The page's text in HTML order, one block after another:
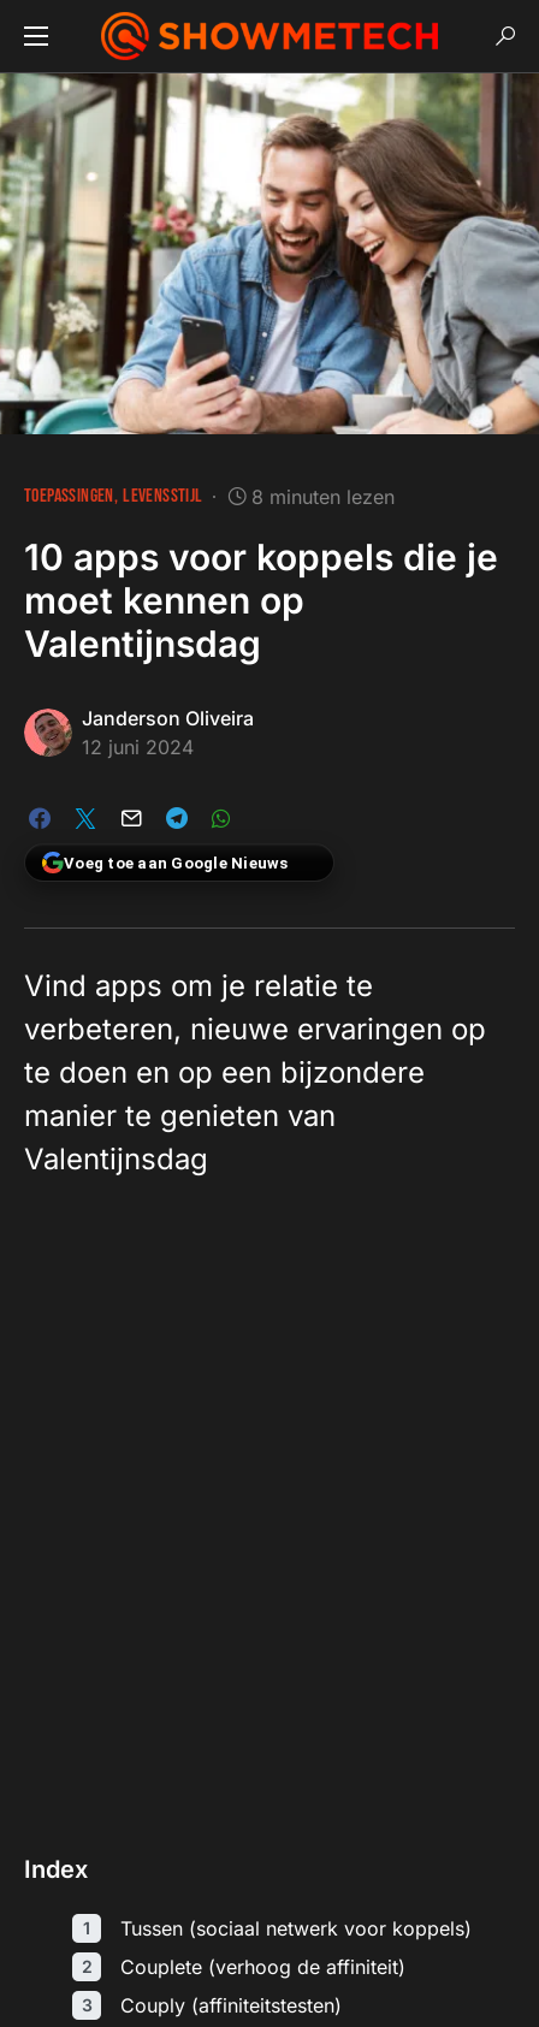
TOEPASSINGEN LEVENSSTIJL 8 minuten lezen
10 apps voor koppels die je
moet kennen op
Valentijnsdag
Janderson Oliveira
12 juni 2024
Voeg toe aan Google Nieuws
Vind apps om je relatie te
verbeteren, nieuwe ervaringen op
te doen en op een bijzondere
manier te genieten van
Valentijnsdag
Index
Tussen (sociaal netwerk voor koppels)
Couplete (verhoog de affiniteit)
Couply (affiniteitstesten)